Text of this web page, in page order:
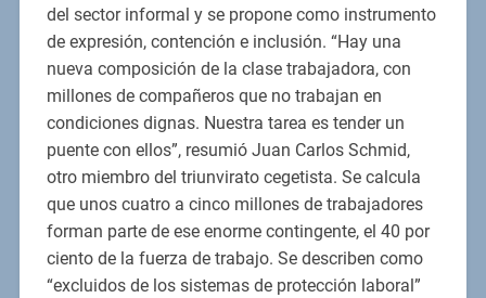
del sector informal y se propone como instrumento
de expresión, contención e inclusión. “Hay una
nueva composición de la clase trabajadora, con
millones de compañeros que no trabajan en
condiciones dignas. Nuestra tarea es tender un
puente con ellos”, resumió Juan Carlos Schmid,
otro miembro del triunvirato cegetista. Se calcula
que unos cuatro a cinco millones de trabajadores
forman parte de ese enorme contingente, el 40 por
ciento de la fuerza de trabajo. Se describen como
“excluidos de los sistemas de protección laboral”